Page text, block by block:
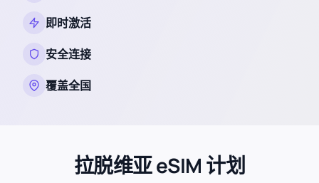
即时激活
安全连接
覆盖全国
拉脱维亚 eSIM 计划